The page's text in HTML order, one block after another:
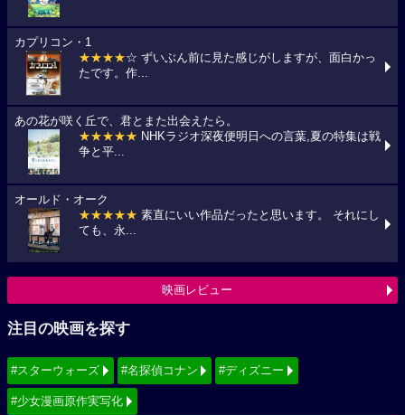
カプリコン・1
★★★★☆ ずいぶん前に見た感じがしますが、面白かっ
たです。作...
あの花が咲く丘で、君とまた出会えたら。
★★★★★ NHKラジオ深夜便明日への言葉,夏の特集は戦
争と平...
オールド・オーク
★★★★★ 素直にいい作品だったと思います。 それにし
ても、永...
映画レビュー
注目の映画を探す
#スターウォーズ #名探偵コナン #ディズニー
#少女漫画原作実写化